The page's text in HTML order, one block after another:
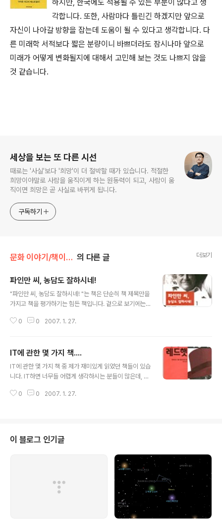
하지만, 한국에도 적용될 수 있는 부분이 많다고 생
각합니다. 또한, 사람마다 틀린긴 하겠지만 앞으로
자신이 나아갈 방향을 잡는데 도움이 될 수 있다고 생각합니다. 다
른 미래학 서적보다 짧은 분량이니 바쁘더라도 잠시나마 앞으로
미래가 어떻게 변화될지에 대해서 고민해 보는 것도 나쁘지 않을
것 같습니다.
세상을 보는 또 다른 시선
때로는 '사실'보다 '희망'이 더 절박할 때가 있습니다. 적절한
희망이야말로 사람을 움직이게 하는 원동력이 되고, 사람이 움
직이면 희망은 곧 사실로 바뀌게 됩니다.
구독하기
문화 이야기/책이야기 의 다른 글 더보기
파인만 씨, 농담도 잘하시네!
"파인만 씨, 농담도 잘하시네! "는 책은 단순히 책 제목만을
가지고 책을 평가하기는 힘든 책입니다. 겉으로 보기에는
이유 중 하나는 저자가 노벨 물리학상을 수상한 사람이기
책이라 생각됩니다. 책 내용은 자신의 이야기를 담당하게
적어놓은 이야기인데, 본인이 직접 글을 썼기때문이기도
하겠지만 인생을 늘 행복하게 살았던 사람의 이야기를 읽
책입니다. 항상 최고를 추구하면서 항상 웃음과 재미를 추
0 0 2007. 1. 27.
IT에 관한 몇 가지 책....
IT에 관한 몇 가지 책 중 제가 재미있게 읽었던 책들이 있습
니다. IT하면 너무들 어렵게 생각하시는 분들이 많은데, 제
른 IT 책과 다르게 딱딱하지 않은 책들이 있으니 시간이 되
비지니스를 만든 레드햇에 관한 이야기입니다. 비지니스
케이스로도 좋은 이야기가 될 것 같습니다. 2. 임백준의 소
프트웨어 산책 IT에 관련된 분들에게 좋은 책이지만, 소프
트웨어 상식에 대해 알고싶은 분들에게도 좋은 책일 것 같
습니다. 소프트웨어 상식에 대해 재미있게 풀어서 이야기
했습니다. 마지막에는 화..
0 0 2007. 1. 27.
이 블로그 인기글